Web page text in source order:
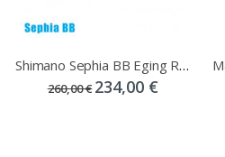
Shimano Sephia BB Eging Rod
260,00 € 234,00 €